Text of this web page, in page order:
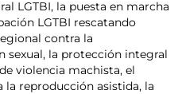
LGTBI, la puesta en marcha
LGTBI rescatando
contra la
la protección integral
violencia machista, el
la reproducción asistida, la